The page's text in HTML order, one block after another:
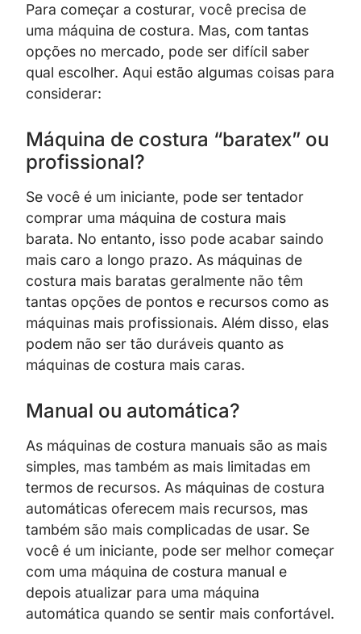
Para começar a costurar, você precisa de
uma máquina de costura. Mas, com tantas
opções no mercado, pode ser difícil saber
qual escolher. Aqui estão algumas coisas para
considerar:
Máquina de costura “baratex” ou
profissional?
Se você é um iniciante, pode ser tentador
comprar uma máquina de costura mais
barata. No entanto, isso pode acabar saindo
mais caro a longo prazo. As máquinas de
costura mais baratas geralmente não têm
tantas opções de pontos e recursos como as
máquinas mais profissionais. Além disso, elas
podem não ser tão duráveis quanto as
máquinas de costura mais caras.
Manual ou automática?
As máquinas de costura manuais são as mais
simples, mas também as mais limitadas em
termos de recursos. As máquinas de costura
automáticas oferecem mais recursos, mas
também são mais complicadas de usar. Se
você é um iniciante, pode ser melhor começar
com uma máquina de costura manual e
depois atualizar para uma máquina
automática quando se sentir mais confortável.